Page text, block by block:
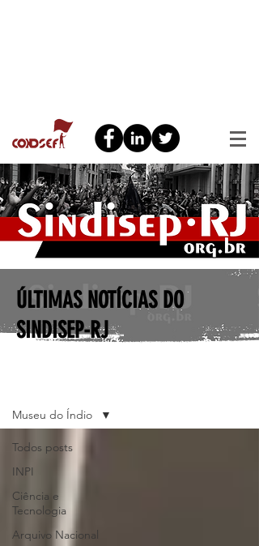
ÚLTIMAS NOTÍCIAS DO
SINDISEP-RJ
Todos posts
INPI
Ciência e
Tecnologia
Arquivo Nacional
Museu do Índio